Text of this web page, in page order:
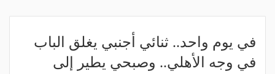
في يوم واحد.. ثنائي أجنبي يغلق الباب
في وجه الأهلي.. وصبحي يطير إلى